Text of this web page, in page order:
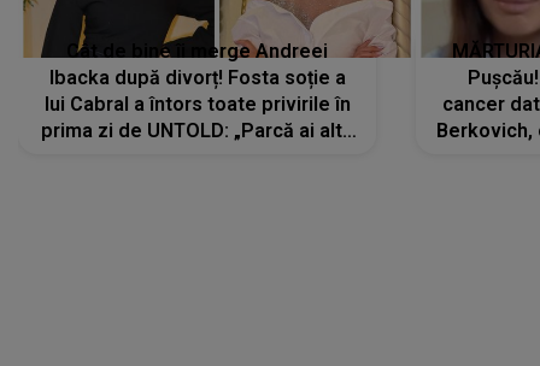
Cât de bine îi merge Andreei
Ibacka după divorț! Fosta soție a
lui Cabral a întors toate privirile în
prima zi de UNTOLD: „Parcă ai altă
cancer
Berkovich,